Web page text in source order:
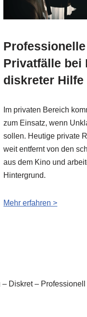
Privatfälle bei
diskreter Hilfe
Im privaten Bereich
zum Einsatz, wenn
sollen. Heutige private
weit entfernt von den
aus dem Kino und
Hintergrund.
Mehr erfahren >
Diskret –